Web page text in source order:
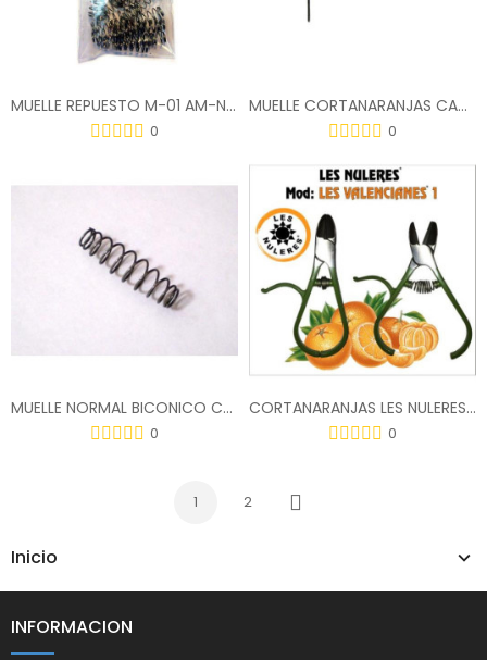
Inicio
MUELLE REPUESTO M-01 AM-NAR (BOLSA-25)
0
MUELLE CORTANARANJAS CANET PUNTAS
0
MUELLE NORMAL BICONICO CORTANARANJAS CANET
0
CORTANARANJAS LES NULERES (LES VALENCIANES 1)
0
1 2
Siguiente
INFORMACION